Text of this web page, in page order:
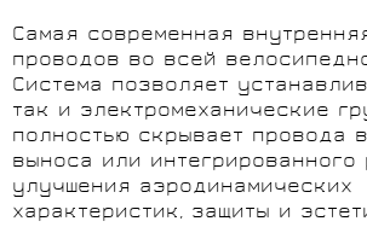
Самая современная
проводов во всей
Система позволяет
так и электромеханические
полностью скрывает провода
выноса или интегрированного
улучшения аэродинамических
характеристик, защиты и